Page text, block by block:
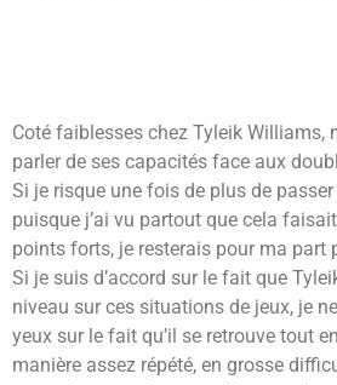
Coté faiblesses chez Tyleik Williams,
parler de ses capacités face aux
Si je risque une fois de plus de
puisque j’ai vu partout que cela
points forts, je resterais pour ma part
Si je suis d’accord sur le fait que
niveau sur ces situations de jeux, je
yeux sur le fait qu’il se retrouve tout
manière assez répété, en grosse